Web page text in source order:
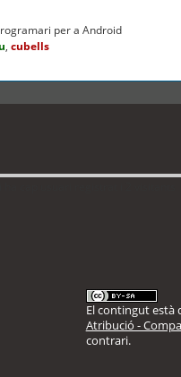
per a Android
,cubells
El contingut està
Atribució -
contrari.